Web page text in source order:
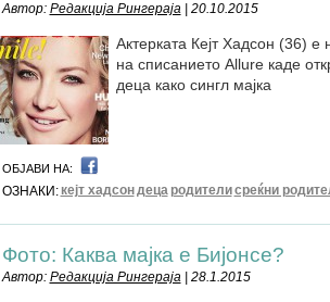
Автор: Редакција Рингераја| 20.10.2015
Актерката Кејт Хадсон (36)
на списанието Allure каде
деца како сингл мајка
ОБЈАВИ НА:
ОЗНАКИ: кејт хадсондеца родителисреќни
Фото: Каква мајка е Бијонсе?
Автор: Редакција Рингераја| 28.1.2015